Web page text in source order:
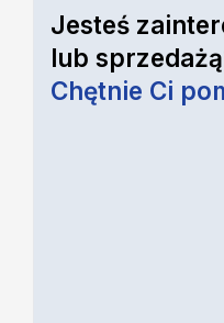
Jesteś
lub
Chętnie Ci